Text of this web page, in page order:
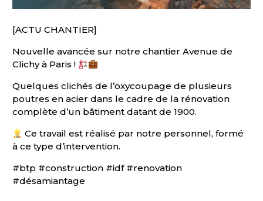
[ACTU CHANTIER]
Nouvelle avancée sur notre chantier Avenue de
Clichy à Paris !
Quelques clichés de l’oxycoupage de plusieurs
poutres en acier dans le cadre de la rénovation
complète d’un bâtiment datant de 1900.
Ce travail est réalisé par notre personnel, formé
à ce type d’intervention.
#btp #construction #idf #renovation
#désamiantage